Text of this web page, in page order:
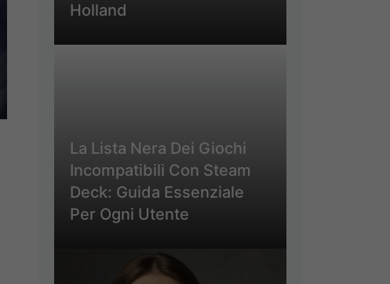
Holland
La Lista Nera Dei Giochi
Incompatibili Con Steam
Deck: Guida Essenziale
Per Ogni Utente